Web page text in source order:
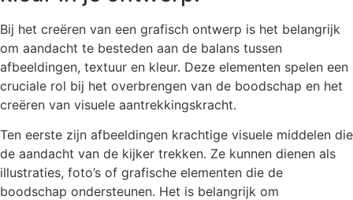
Bij het creëren van een grafisch ontwerp is het belangrijk
om aandacht te besteden aan de balans tussen
afbeeldingen, textuur en kleur. Deze elementen spelen een
cruciale rol bij het overbrengen van de boodschap en het
creëren van visuele aantrekkingskracht.
Ten eerste zijn afbeeldingen krachtige visuele middelen die
de aandacht van de kijker trekken. Ze kunnen dienen als
illustraties, foto’s of grafische elementen die de
boodschap ondersteunen. Het is belangrijk om